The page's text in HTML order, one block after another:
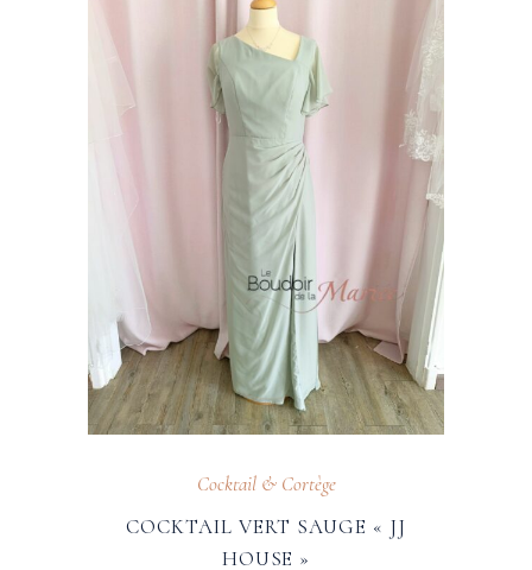
Cocktail & Cortège
COCKTAIL VERT SAUGE « JJ
HOUSE »